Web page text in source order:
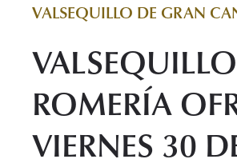
VALSEQUILLO DE GRAN
ROMERÍA
VIERNES 30